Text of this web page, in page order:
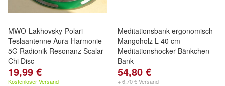
MWO-Lakhovsky-Polari
Teslaantenne Aura-Harmonie
5G Radionik Resonanz Scalar
Chi Disc
19,99 €
Kostenloser Versand
Meditationsbank ergonomisch
Mangoholz L 40 cm
Meditationshocker Bänkchen
Bank
54,80 €
+ 6,70 € Versand